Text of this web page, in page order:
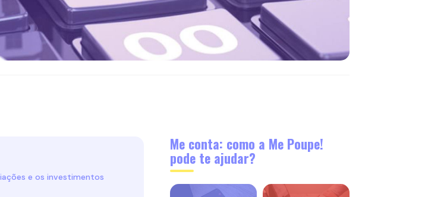
e os investimentos
Me conta: como a Me Poupe!
pode te ajudar?